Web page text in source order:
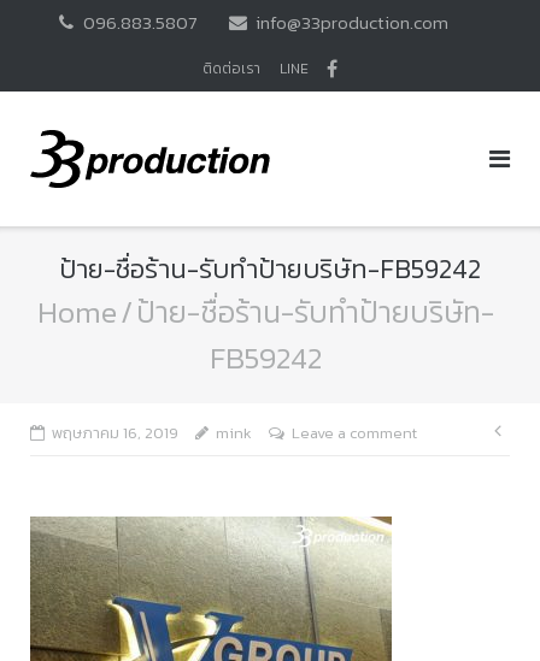
096.883.5807 info@33production.com
ติดต่อเรา LINE
ป้าย-ชื่อร้าน-รับทำป้ายบริษัท-FB59242
Home/ป้าย-ชื่อร้าน-รับทำป้ายบริษัท-
FB59242
พฤษภาคม 16, 2019 mink Leave a comment
แน